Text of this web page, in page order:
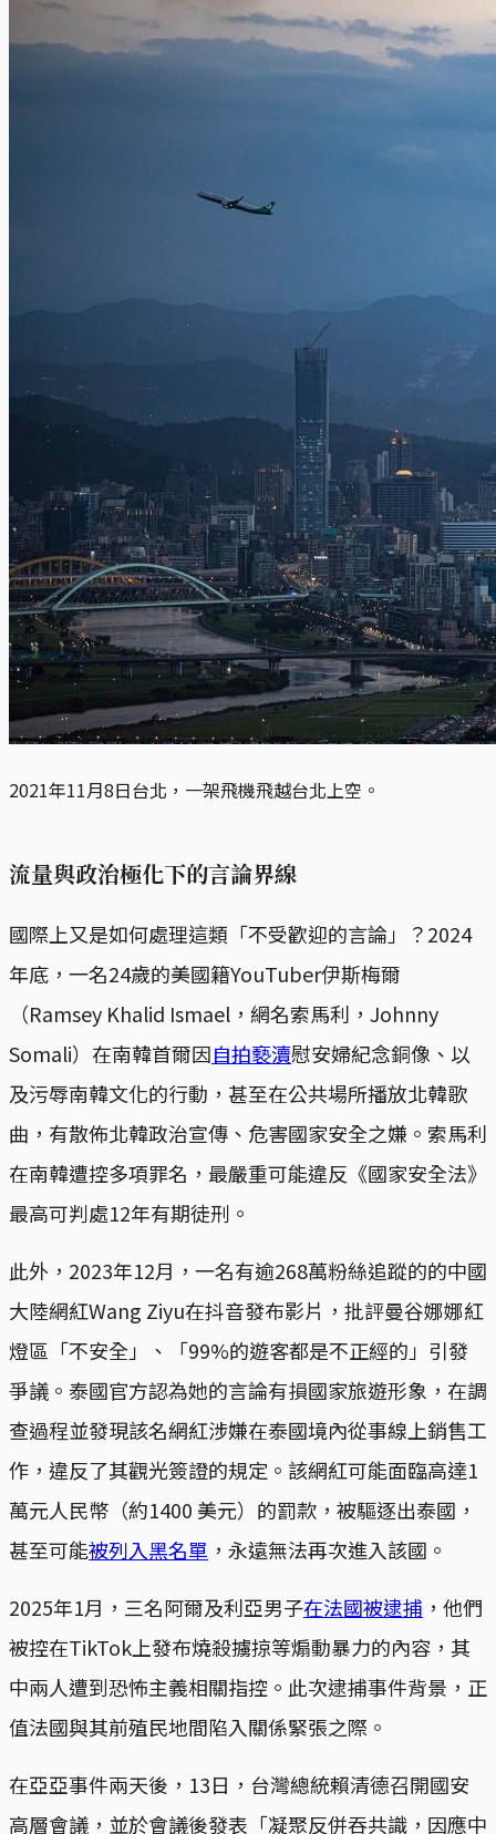
2021年11月8日台北，一架飛機飛越台北上空。
流量與政治極化下的言論界線
國際上又是如何處理這類「不受歡迎的言論」？2024
年底，一名24歲的美國籍YouTuber伊斯梅爾
（Ramsey Khalid Ismael，網名索馬利，Johnny
Somali）在南韓首爾因自拍褻瀆慰安婦紀念銅像、以
及污辱南韓文化的行動，甚至在公共場所播放北韓歌
曲，有散佈北韓政治宣傳、危害國家安全之嫌。索馬利
在南韓遭控多項罪名，最嚴重可能違反《國家安全法》
最高可判處12年有期徒刑。
此外，2023年12月，一名有逾268萬粉絲追蹤的的中國
大陸網紅Wang Ziyu在抖音發布影片，批評曼谷娜娜紅
燈區「不安全」、「99%的遊客都是不正經的」引發
爭議。泰國官方認為她的言論有損國家旅遊形象，在調
查過程並發現該名網紅涉嫌在泰國境內從事線上銷售工
作，違反了其觀光簽證的規定。該網紅可能面臨高達1
萬元人民幣（約1400 美元）的罰款，被驅逐出泰國，
甚至可能被列入黑名單 ，永遠無法再次進入該國。
2025年1月，三名阿爾及利亞男子在法國被逮捕 ，他們
被控在TikTok上發布燒殺擄掠等煽動暴力的內容，其
中兩人遭到恐怖主義相關指控。此次逮捕事件背景，正
值法國與其前殖民地間陷入關係緊張之際。
在亞亞事件兩天後，13日，台灣總統賴清德召開國安
高層會議，並於會議後發表「凝聚反併吞共識，因應中